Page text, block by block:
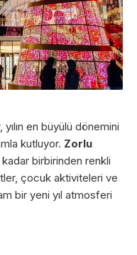
en büyülü dönemini
kutluyor. Zorlu
kadar birbirinden renkli
çocuk aktiviteleri ve
bir yeni yıl atmosferi